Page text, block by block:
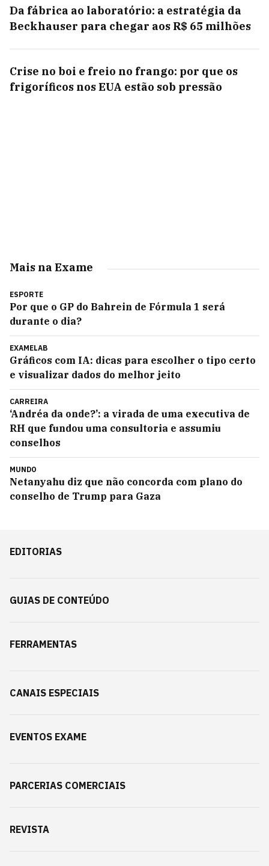
Da fábrica ao laboratório: a estratégia da
Beckhauser para chegar aos R$ 65 milhões
Crise no boi e freio no frango: por que os
frigoríficos nos EUA estão sob pressão
Mais na Exame
ESPORTE
Por que o GP do Bahrein de Fórmula 1 será
durante o dia?
EXAMELAB
Gráficos com IA: dicas para escolher o tipo certo
e visualizar dados do melhor jeito
CARREIRA
‘Andréa da onde?’: a virada de uma executiva de
RH que fundou uma consultoria e assumiu
conselhos
MUNDO
Netanyahu diz que não concorda com plano do
conselho de Trump para Gaza
EDITORIAS
GUIAS DE CONTEÚDO
FERRAMENTAS
CANAIS ESPECIAIS
EVENTOS EXAME
PARCERIAS COMERCIAIS
REVISTA